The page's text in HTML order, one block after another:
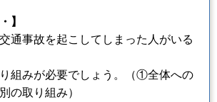
】
通事故を起こしてしまった人がいる
組みが必要でしょう。（①全体への
の取り組み）